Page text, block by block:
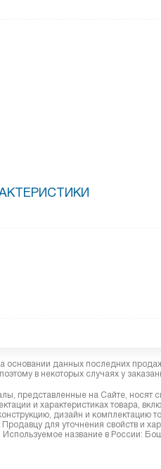
основании данных последних
в некоторых случаях у
представленные на Сайте, носят
и характеристиках товара,
дизайн и
для уточнения свойств и
Используемое название в России: